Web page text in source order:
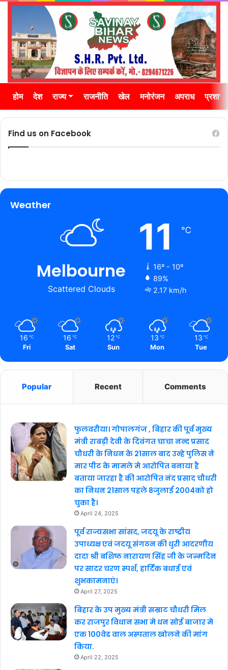
होम देश राज्य राजनीति खेल मनोरंजन अपराध
Find us on Facebook
Weather
Melbourne
Scattered Clouds
11 ℃
16º - 10º
89%
2.17 km/h
16 ℃
Fri
16 ℃
Sat
12 ℃
Sun
13 ℃
Mon
13 ℃
Tue
Popular Recent Comments
फुलवरीया। गोपालगंज , बिहार की पूर्व मुख्य
मंत्री राबड़ी देवी के दिवंगत चाचा नन्द प्रसाद
चौधरी के निधन के 21साल बाद उन्हे पुलिस ने
मार पीट के मामले मे आरोपित बनाया है
बताया जारहा है की आरोपित नंद प्रसाद चौधरी
का निधन 21साल पहले 8जुलाई 2004को हो
चुका है।
April 24, 2025
पूर्व राज्यसभा सांसद, जदयू के राष्ट्रीय
उपाध्यक्ष एवं जदयू संगठन की धुरी आदरणीय
दादा श्री बशिष्ठ नारायण सिंह जी के जन्मदिन
पर सादर चरण स्पर्श, हार्दिक बधाई एवं
शुभकामनाएं।
April 27, 2025
बिहार के उप मुख्य मंत्री सम्राट चौधरी मिल
कर राजपुर विधान सभा मे धन सोई बाजार मे
एक 100वेड वाल अस्पताल खोलने की मांग
किया.
April 22, 2025